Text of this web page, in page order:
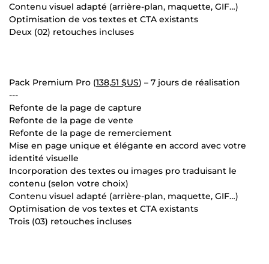
Contenu visuel adapté (arrière-plan, maquette, GIF…)
Optimisation de vos textes et CTA existants
Deux (02) retouches incluses
Pack Premium Pro (138,51 $US) – 7 jours de réalisation
---
Refonte de la page de capture
Refonte de la page de vente
Refonte de la page de remerciement
Mise en page unique et élégante en accord avec votre
identité visuelle
Incorporation des textes ou images pro traduisant le
contenu (selon votre choix)
Contenu visuel adapté (arrière-plan, maquette, GIF…)
Optimisation de vos textes et CTA existants
Trois (03) retouches incluses